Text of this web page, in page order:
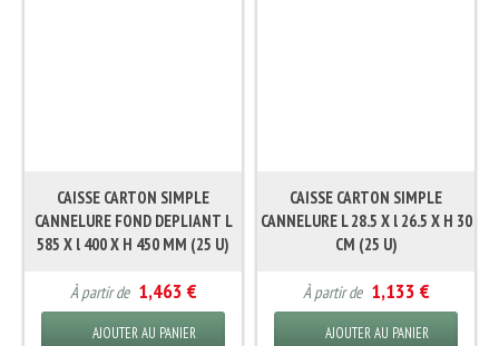
CAISSE CARTON SIMPLE
CANNELURE FOND DEPLIANT L
585 X l 400 X H 450 MM (25 U)
À partir de 1,463 €
AJOUTER AU PANIER
CAISSE CARTON SIMPLE
CANNELURE L 28.5 X l 26.5 X H 30
CM (25 U)
À partir de 1,133 €
AJOUTER AU PANIER